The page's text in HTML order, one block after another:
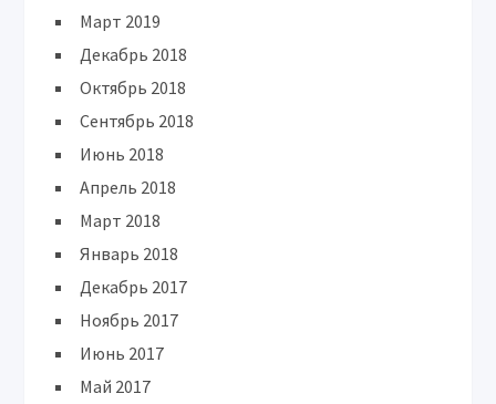
Март 2019
Декабрь 2018
Октябрь 2018
Сентябрь 2018
Июнь 2018
Апрель 2018
Март 2018
Январь 2018
Декабрь 2017
Ноябрь 2017
Июнь 2017
Май 2017